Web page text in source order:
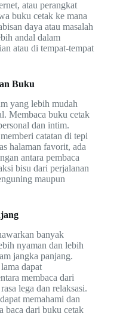
atau perangkat
buku cetak ke mana
daya atau masalah
andal dalam
atau di tempat-tempat
Buku
yang lebih mudah
Membaca buku cetak
dan intim.
catatan di tepi
halaman favorit, ada
antara pembaca
bisu dari perjalanan
maupun
banyak
nyaman dan lebih
jangka panjang.
dapat
membaca dari
lega dan relaksasi.
memahami dan
baca dari buku cetak